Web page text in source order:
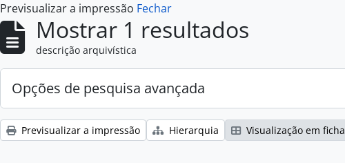
Previsualizar a impressão Fechar
Mostrar 1 resultados
descrição arquivística
Opções de pesquisa avançada
Previsualizar a impressão Hierarquia Visualização em ficha